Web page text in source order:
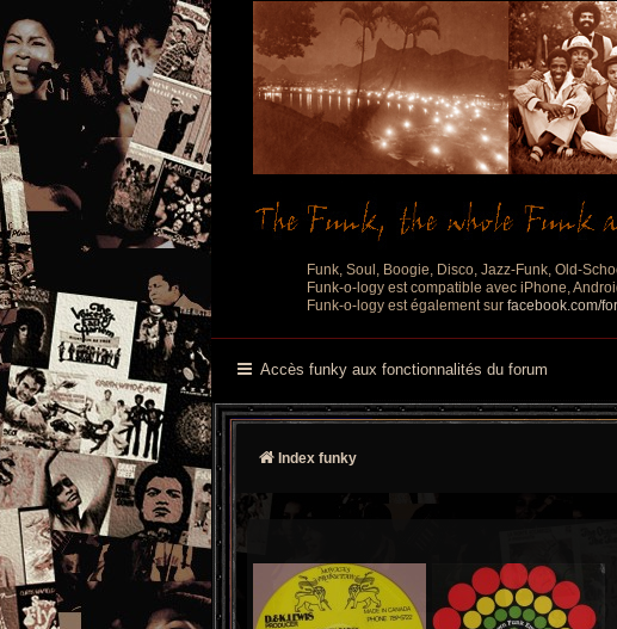
Funk, Soul, Boogie, Disco, Jazz-Funk, Old-
Funk-o-logy est compatible avec iPhone,
Funk-o-logy est également sur facebook.com/
Accès funky aux fonctionnalités du forum
Index funky